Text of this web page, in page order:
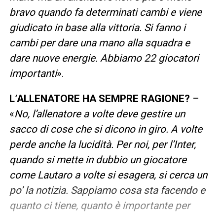
bravo quando fa determinati cambi e viene
giudicato in base alla vittoria. Si fanno i
cambi per dare una mano alla squadra e
dare nuove energie. Abbiamo 22 giocatori
importanti».
L’ALLENATORE HA SEMPRE RAGIONE? –
«No, l’allenatore a volte deve gestire un
sacco di cose che si dicono in giro. A volte
perde anche la lucidità. Per noi, per l’Inter,
quando si mette in dubbio un giocatore
come Lautaro a volte si esagera, si cerca un
po’ la notizia. Sappiamo cosa sta facendo e
quanto ci tiene, quanto è importante per